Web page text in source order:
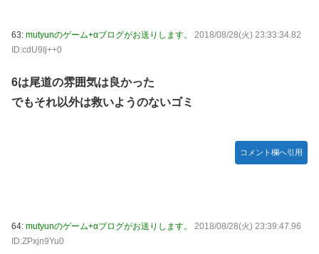
63: mutyunのゲーム+αブログがお送りします。
2018/08/28(火) 23:33:34.82
ID:cdU9Ij++0
6は尾道の雰囲気は良かった
でもそれ以外は救いようのないゴミ
コメント欄へ引用
64: mutyunのゲーム+αブログがお送りします。
2018/08/28(火) 23:39:47.96
ID:ZPxjn9Yu0